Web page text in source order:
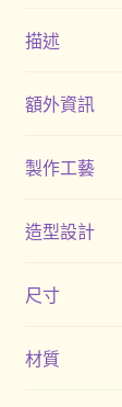
描述
額外資訊
製作工藝
造型設計
尺寸
材質